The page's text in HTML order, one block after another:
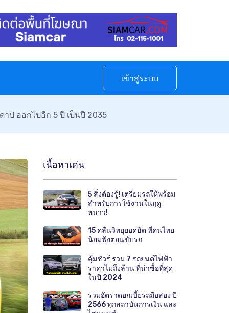
เข้าสู่ระบบ
ป ออกไปอีก 5 ปี เป็นปี 2035
เนื้อหาเด่น
5 สิ่งต้องรู้! เตรียมรถให้พร้อม
สำหรับการใช้งานในฤดู
หนาว!
15 คลื่นวิทยุยอดฮิต ที่คนไทย
นิยมฟังตอนขับรถ
คุ้มชัวร์ รวม 7 รถยนต์ไฟฟ้า
ราคาไม่ถึงล้าน ที่น่าซื้อที่สุด
ในปี 2024
รวมอัตราดอกเบี้ยรถมือสอง ปี
2566 ทุกสถาบันการเงิน และ